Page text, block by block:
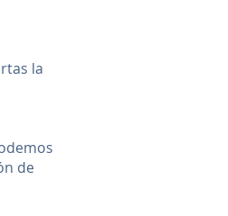
la
de